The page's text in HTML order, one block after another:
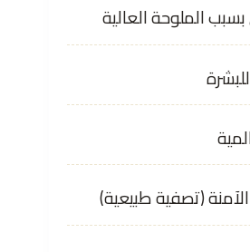
الملوحة العالية
(تصفية طبيعية)